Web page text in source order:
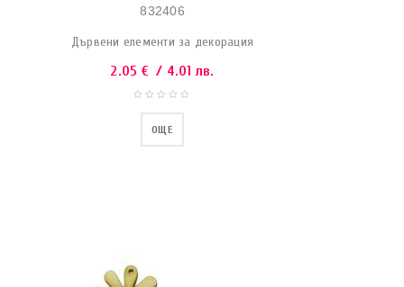
832406
Дървени елементи за декорация
2.05 € / 4.01 лв.
ОЩЕ